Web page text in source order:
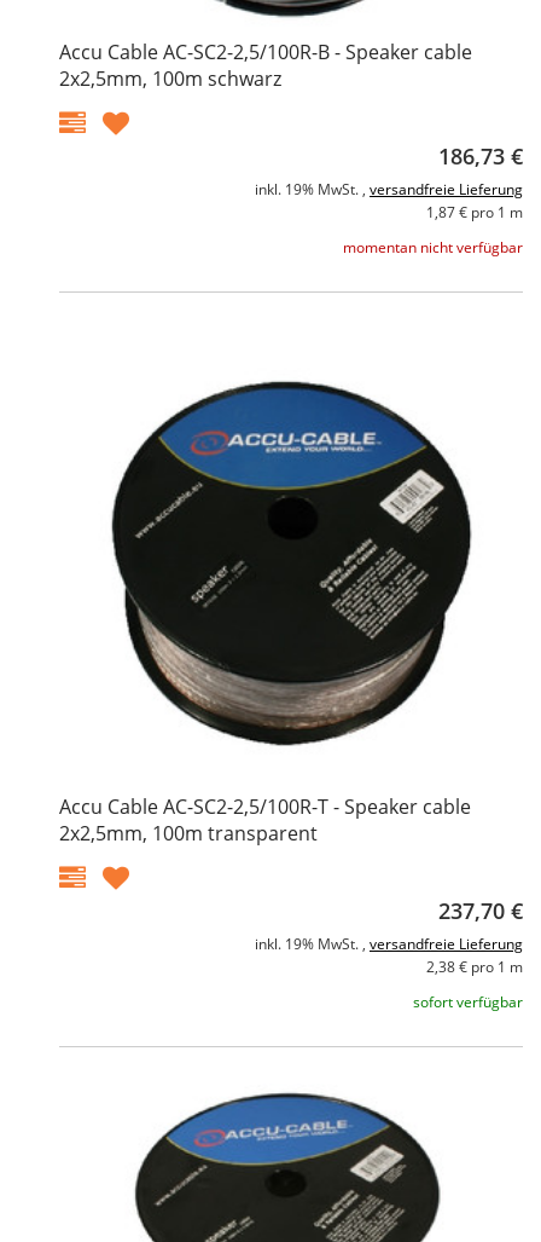
Accu Cable AC-SC2-2,5/100R-B - Speaker cable
2x2,5mm, 100m schwarz
186,73 €
inkl. 19% MwSt. , versandfreie Lieferung
1,87 € pro 1 m
momentan nicht verfügbar
Accu Cable AC-SC2-2,5/100R-T - Speaker cable
2x2,5mm, 100m transparent
237,70 €
inkl. 19% MwSt. , versandfreie Lieferung
2,38 € pro 1 m
sofort verfügbar